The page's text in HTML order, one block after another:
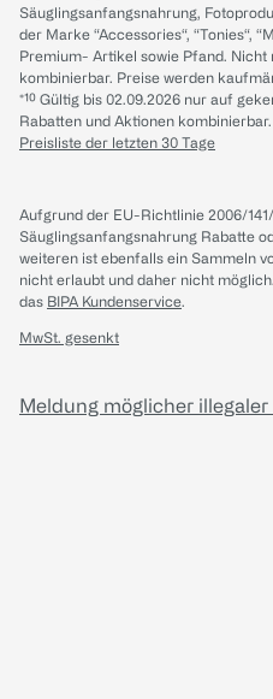
Säuglingsanfangsnahrung,
der Marke “Accessories“, “Tonies“,
Premium- Artikel sowie Pfand.
kombinierbar. Preise werden
*¹⁰ Gültig bis 02.09.2026 nur auf
Rabatten und Aktionen
Preisliste der letzten 30 Tage
Aufgrund der EU-Richtlinie 2006/
Säuglingsanfangsnahrung Rabatte
weiteren ist ebenfalls ein Sammeln
nicht erlaubt und daher nicht möglich.
das BIPA Kundenservice.
MwSt. gesenkt
Meldung möglicher